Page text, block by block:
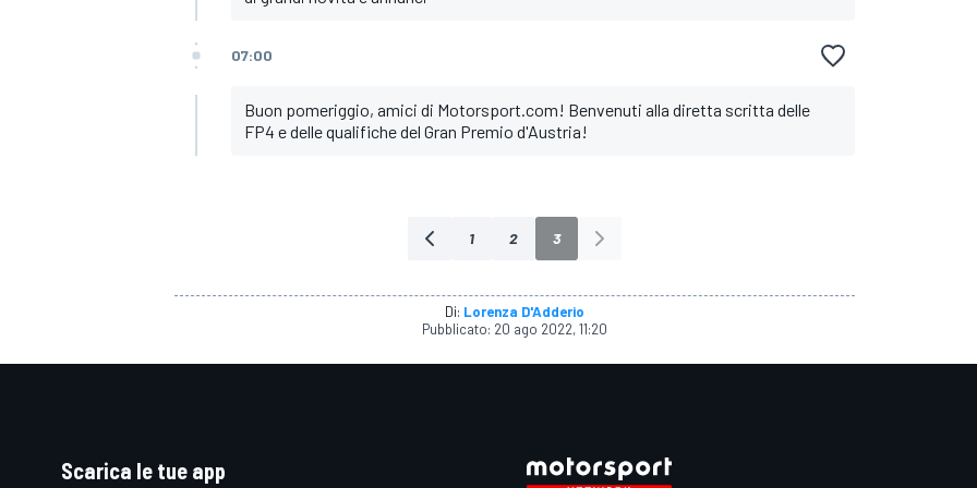
07:00
Buon pomeriggio, amici di Motorsport.com! Benvenuti alla diretta scritta delle
FP4 e delle qualifiche del Gran Premio d'Austria!
1 2 3
Di: Lorenza D'Adderio
Pubblicato: 20 ago 2022, 11:20
Scarica le tue app